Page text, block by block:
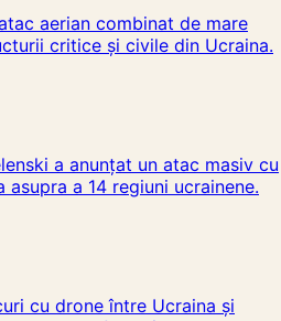
aerian combinat de mare
critice și civile din Ucraina.
a anunțat un atac masiv cu
a 14 regiuni ucrainene.
cu drone între Ucraina și